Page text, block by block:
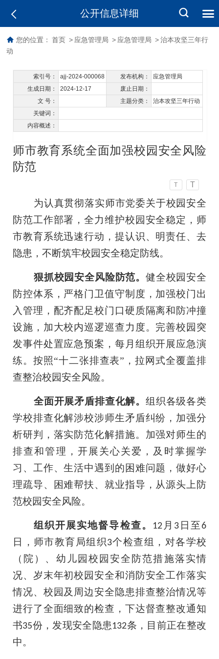
公开信息详细
您的位置： 首页 > 应急管理局 > 应急管理局 > 治本攻坚三年行
动
索引号： ajj-2024-000068 发布机构：
应急管理局
生成日期：
2024-12-17
废止日期：
文 号：
主题分类：
治本攻坚三年行动
关键词：
内容概述：
师市教育系统全面加强校园安全风险
防范
T T
为认真贯彻落实师市党委关于校园安全
防范工作部署，全力维护校园安全稳定，师
市教育系统迅速行动，提认识、明责任、去
隐患，不断筑牢校园安全稳定防线。
狠抓校园安全风险防范。 健全校园安全
防控体系，严格门卫值守制度，加强校门出
入管理，配齐配足校门口硬质隔离和防冲撞
设施，加大校内巡逻巡查力度。完善校园突
发事件处置应急预案，每月组织开展应急演
练。按照“十二张排查表”，拉网式全覆盖排
查整治校园安全风险。
全面开展矛盾排查化解。 组织各级各类
学校排查化解涉校涉师生矛盾纠纷，加强分
析研判，落实防范化解措施。加强对师生的
排查和管理，开展关心关爱，及时掌握学
习、工作、生活中遇到的困难问题，做好心
理疏导、困难帮扶、就业指导，从源头上防
范校园安全风险。
组织开展实地督导检查。 12 月 3日至 6
日，师市教育局组织3个检查组，对各学校
（院）、幼儿园校园安全防范措施落实情
况、岁末年初校园安全和消防安全工作落实
情况、校园及周边安全隐患排查整治情况等
进行了全面细致的检查，下达督查整改通知
书35份，发现安全隐患 132条，目前正在整改
中。